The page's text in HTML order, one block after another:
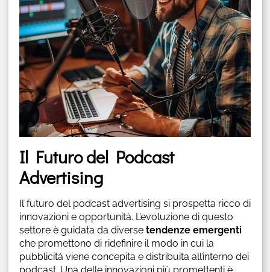
Il Futuro del Podcast
Advertising
Il futuro del podcast advertising si prospetta ricco di
innovazioni e opportunità. L’evoluzione di questo
settore è guidata da diverse tendenze emergenti
che promettono di ridefinire il modo in cui la
pubblicità viene concepita e distribuita all’interno dei